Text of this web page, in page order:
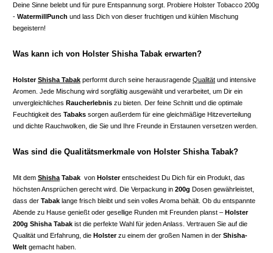
Deine Sinne belebt und für pure Entspannung sorgt. Probiere Holster Tobacco 200g
- WatermillPunch und lass Dich von dieser fruchtigen und kühlen Mischung
begeistern!
Was kann ich von Holster Shisha Tabak erwarten?
HolsterShisha Tabak performt durch seine herausragende Qualität und intensive
Aromen. Jede Mischung wird sorgfältig ausgewählt und verarbeitet, um Dir ein
unvergleichliches Raucherlebnis zu bieten. Der feine Schnitt und die optimale
Feuchtigkeit des Tabaks sorgen außerdem für eine gleichmäßige Hitzeverteilung
und dichte Rauchwolken, die Sie und Ihre Freunde in Erstaunen versetzen werden.
Was sind die Qualitätsmerkmale von Holster Shisha Tabak?
Mit dem Shisha Tabak von Holsterentscheidest Du Dich für ein Produkt, das
höchsten Ansprüchen gerecht wird. Die Verpackung in 200g Dosen gewährleistet,
dass der Tabak lange frisch bleibt und sein volles Aroma behält. Ob du entspannte
Abende zu Hause genießt oder gesellige Runden mit Freunden planst – Holster
200g Shisha Tabak ist die perfekte Wahl für jeden Anlass. Vertrauen Sie auf die
Qualität und Erfahrung, die Holsterzu einem der großen Namen in der Shisha-
Welt gemacht haben.